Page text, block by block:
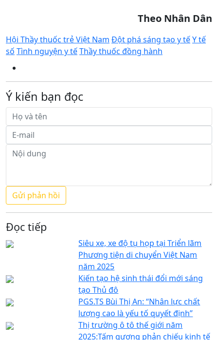
Theo Nhân Dân
Hội Thầy thuốc trẻ Việt Nam Đột phá sáng tạo y tếY tế
số Tình nguyện y tếThầy thuốc đồng hành
Ý kiến bạn đọc
Đọc tiếp
Siêu xe, xe độ tụ họp tại Triển lãm
Phương tiện di chuyển Việt Nam
năm 2025
Kiến tạo hệ sinh thái đổi mới sáng
tạo Thủ đô
PGS.TS Bùi Thị An: “Nhân lực chất
lượng cao là yếu tố quyết định”
Thị trường ô tô thế giới năm
2025:Tấm gương phản chiếu kinh tế